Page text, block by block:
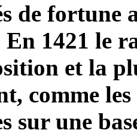
de fortune
1421 le
et la
comme
sur une